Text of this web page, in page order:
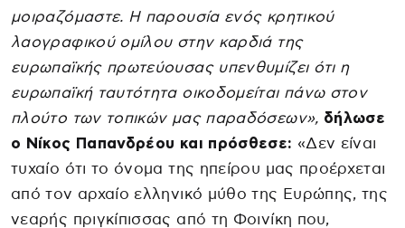
μοιραζόμαστε. Η παρουσία ενός κρητικού
λαογραφικού ομίλου στην καρδιά της
ευρωπαϊκής πρωτεύουσας υπενθυμίζει ότι η
ευρωπαϊκή ταυτότητα οικοδομείται πάνω στον
πλούτο των τοπικών μας παραδόσεων», δήλωσε
ο Νίκος Παπανδρέου και πρόσθεσε: «Δεν είναι
τυχαίο ότι το όνομα της ηπείρου μας προέρχεται
από τον αρχαίο ελληνικό μύθο της Ευρώπης, της
νεαρής πριγκίπισσας από τη Φοινίκη που,